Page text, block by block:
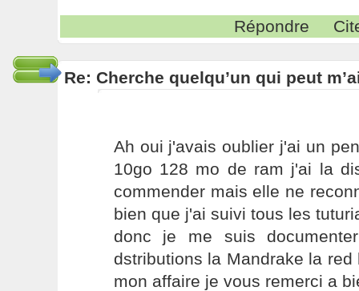
Répondre
Re: Cherche quelqu’un qui peut
Ah oui j'avais oublier j'ai un
10go 128 mo de ram j'ai la
commender mais elle ne
bien que j'ai suivi tous les
donc je me suis
dstributions la Mandrake la
mon affaire je vous remerci a